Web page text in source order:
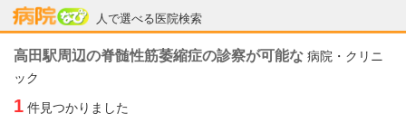
人で選べる医院検索
病院なび
高田駅周辺の脊髄性筋萎縮症の診察が可能な 病院・クリニ
ック
1 件見つかりました